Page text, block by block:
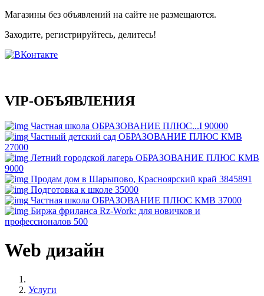
Магазины без объявлений на сайте не размещаются.
Заходите, регистрируйтесь, делитесь!
VIP-ОБЪЯВЛЕНИЯ
Частная школа ОБРАЗОВАНИЕ ПЛЮС...I 90000
Частный детский сад ОБРАЗОВАНИЕ ПЛЮС КМВ
27000
Летний городской лагерь ОБРАЗОВАНИЕ ПЛЮС КМВ
9000
Продам дом в Шарыпово, Красноярский край 3845891
Подготовка к школе 35000
Частная школа ОБРАЗОВАНИЕ ПЛЮС КМВ 37000
Биржа фриланса Rz-Work: для новичков и
профессионалов 500
Web дизайн
Услуги